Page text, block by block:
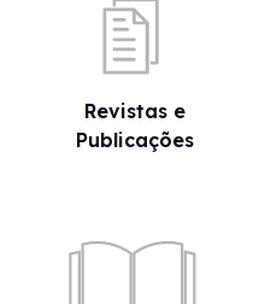
Revistas e
Publicações